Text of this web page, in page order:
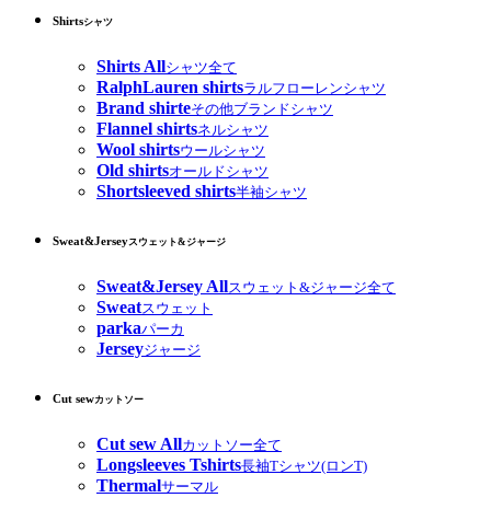
Shirtsシャツ
Shirts Allシャツ全て
RalphLauren shirtsラルフローレンシャツ
Brand shirteその他ブランドシャツ
Flannel shirtsネルシャツ
Wool shirtsウールシャツ
Old shirtsオールドシャツ
Shortsleeved shirts半袖シャツ
Sweat&Jerseyスウェット&ジャージ
Sweat&Jersey Allスウェット&ジャージ全て
Sweatスウェット
parkaパーカ
Jerseyジャージ
Cut sewカットソー
Cut sew Allカットソー全て
Longsleeves Tshirts長袖Tシャツ(ロンT)
Thermalサーマル